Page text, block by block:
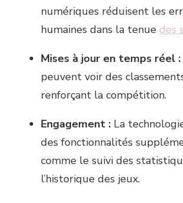
numériques réduisent les
humaines dans la tenue des
Mises à jour en temps réel :
peuvent voir des
renforçant la compétition.
Engagement : La
des fonctionnalités
comme le suivi des
l’historique des jeux.